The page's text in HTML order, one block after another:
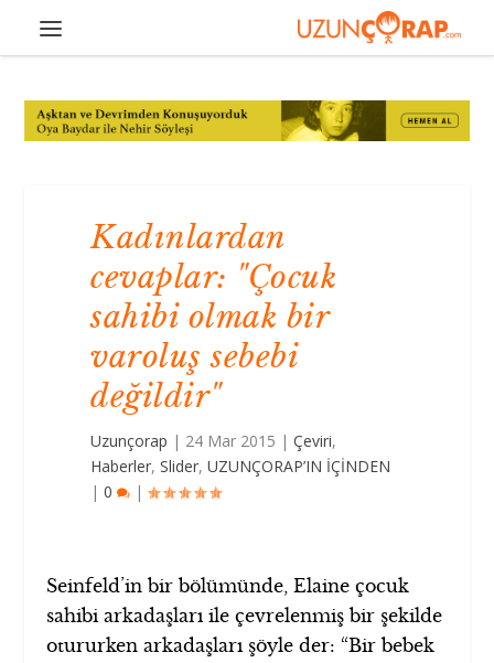
Kadınlardan
cevaplar: "Çocuk
sahibi olmak bir
varoluş sebebi
değildir"
Uzunçorap | 24 Mar 2015 |Çeviri,
Haberler,Slider,UZUNÇORAP’IN İÇİNDEN
|0 |
Seinfeld’in bir bölümünde, Elaine çocuk
sahibi arkadaşları ile çevrelenmiş bir şekilde
otururken arkadaşları şöyle der: “Bir bebek